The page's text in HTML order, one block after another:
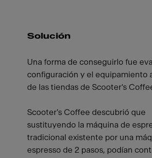
Solución
Una forma de conseguirlo fue
configuración y el equipamiento
de las tiendas de Scooter's
Scooter's Coffee descubrió que
sustituyendo la máquina de
tradicional existente por una
espresso de 2 pasos, podían